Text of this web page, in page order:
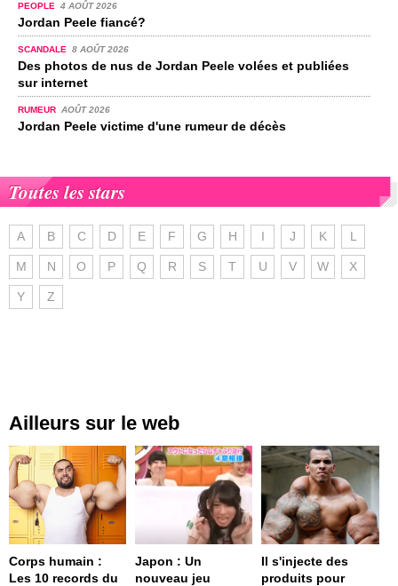
PEOPLE 4 AOÛT 2026
Jordan Peele fiancé?
SCANDALE 8 AOÛT 2026
Des photos de nus de Jordan Peele volées et publiées
sur internet
RUMEUR AOÛT 2026
Jordan Peele victime d'une rumeur de décès
Toutes les stars
A B C D E F G H I J K L
M N O P Q R S T U V W X
Y Z
Ailleurs sur le web
Corps humain :
Les 10 records du
Japon : Un
nouveau jeu
Il s'injecte des
produits pour